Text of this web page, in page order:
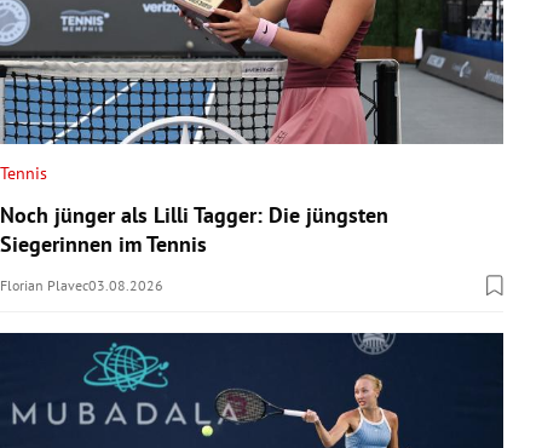
Tennis
Noch jünger als Lilli Tagger: Die jüngsten
Siegerinnen im Tennis
Florian Plavec03.08.2026